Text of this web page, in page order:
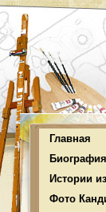
Главная
Биография
Истории
Фото